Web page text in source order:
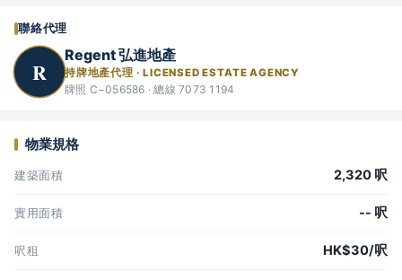
聯絡代理
R
Regent 弘進地產
持牌地產代理 · LICENSED ESTATE AGENCY
牌照 C−056586 · 總線 7073 1194
物業規格
建築面積 2,320 呎
實用面積 -- 呎
呎租 HK$30/呎